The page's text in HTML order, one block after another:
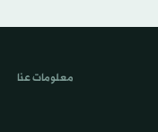
معلومات عنا